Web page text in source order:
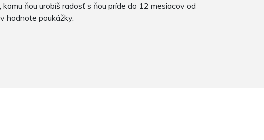
ňou urobíš radosť s ňou príde do 12 mesiacov od
hodnote poukážky.